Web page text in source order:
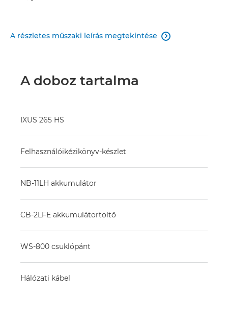
A részletes műszaki leírás megtekintése 
A doboz tartalma
IXUS 265 HS
Felhasználóikézikönyv-készlet
NB-11LH akkumulátor
CB-2LFE akkumulátortöltő
WS-800 csuklópánt
Hálózati kábel